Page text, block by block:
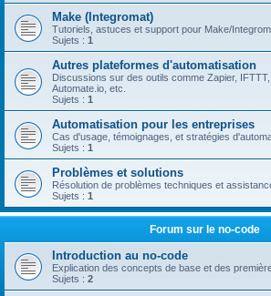
Make (Integromat)
Tutoriels, astuces et support pour Make/
Sujets : 1
Autres plateformes d'automatisation
Discussions sur des outils comme Zapier, IFTTT,
Automate.io, etc.
Sujets : 1
Automatisation pour les entreprises
Cas d'usage, témoignages, et stratégies
Sujets : 1
Problèmes et solutions
Résolution de problèmes techniques et
Sujets : 1
Forum sur le no-code
Introduction au no-code
Explication des concepts de base et des
Sujets : 2